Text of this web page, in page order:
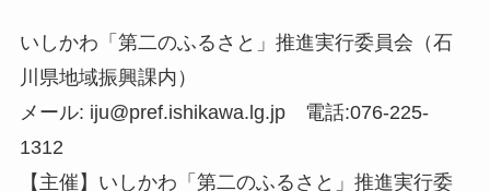
いしかわ「第二のふるさと」推進実行委員会（石
川県地域振興課内）
メール: iju@pref.ishikawa.lg.jp 電話:076-225-
1312
【主催】いしかわ「第二のふるさと」推進実行委